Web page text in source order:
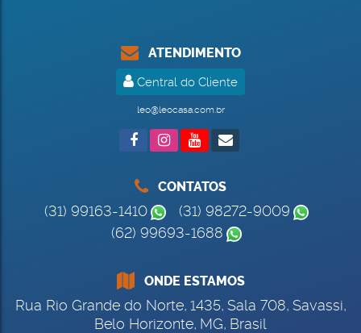
ATENDIMENTO
Central do Cliente
leo@leocasa.com.br
CONTATOS
(31) 99163-1410
(31) 98272-9009
(62) 99693-1688
ONDE ESTAMOS
Rua Rio Grande do Norte, 1435, Sala 708, Savassi,
Belo Horizonte, MG, Brasil